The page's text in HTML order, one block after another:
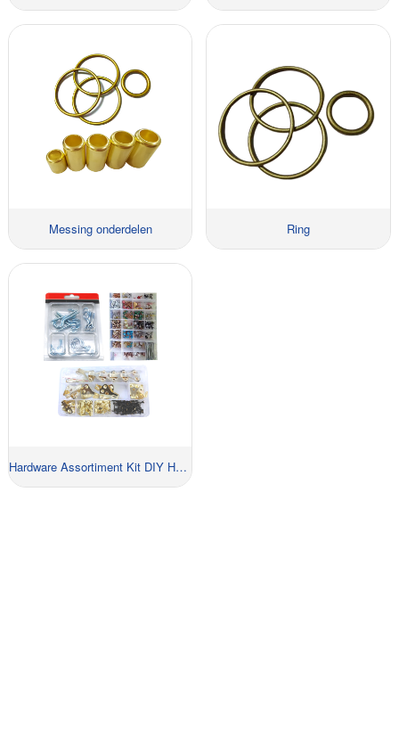
Messing onderdelen Ring
Hardware Assortiment Kit DIY Home Project Set